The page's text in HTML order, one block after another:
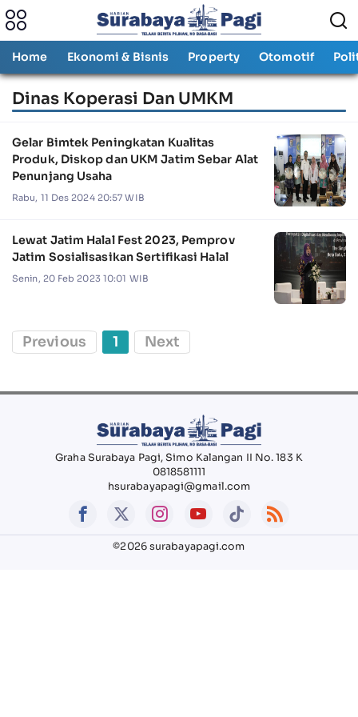
Home Ekonomi & Bisnis Property Otomotif
Dinas Koperasi Dan UMKM
Gelar Bimtek Peningkatan Kualitas
Produk, Diskop dan UKM Jatim Sebar Alat
Penunjang Usaha
Rabu, 11 Des 2024 20:57 WIB
Lewat Jatim Halal Fest 2023, Pemprov
Jatim Sosialisasikan Sertifikasi Halal
Senin, 20 Feb 2023 10:01 WIB
Previous 1 Next
Graha Surabaya Pagi, Simo Kalangan II No. 183 K
0818581111
hsurabayapagi@gmail.com
©2026 surabayapagi.com